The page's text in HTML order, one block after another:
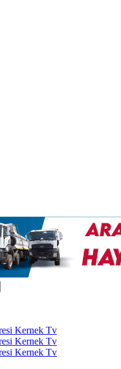
Kernek Tv
Kernek Tv
Kernek Tv